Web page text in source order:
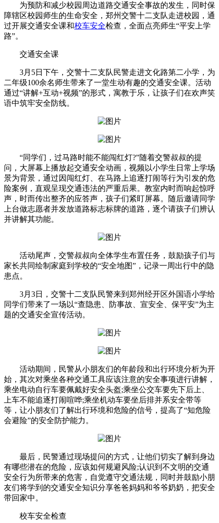
为预防和减少校园周边道路交通安全事故的发生，同时保
障辖区校园师生的生命安全，郑州交警十二支队走进校园，通
过开展交通安全课和校车安全检查，全面点亮师生“平安上学
路”。
交通安全课
3月5日下午，交警十二支队民警走进文化路第二小学，为
二年级100余名师生带来了一堂生动有趣的交通安全课。活动
通过“讲解+互动+视频”的形式，寓教于乐，让孩子们在欢声笑
语中筑牢安全防线。
“同学们，过马路时能不能闯红灯?”随着交警叔叔的提
问，大屏幕上播放起交通安全动画，视频以小学生日常上学场
景为背景，通过因闯红灯、在马路上追逐打闹等行为引发的危
险案例，直观呈现交通违法的严重后果。教室内时而响起惊呼
声，时而传出整齐的应答声，孩子们紧盯屏幕。随后邀请同学
上台做志愿者并发放道路标志标牌的道路，逐个请孩子们辨认
并讲解其功能。
活动尾声，交警叔叔向全体学生布置任务，鼓励孩子们与
家长共同绘制家庭到学校的“安全地图”，记录一周出行中的隐
患点。
3月3日，交警十二支队民警来到郑州经开区外国语小学给
同学们带来了一场以“查隐患、防事故、宣安全、保平安”为主
题的交通安全宣传活动。
活动期间，民警从小朋友们的年龄段和出行环境分析为开
始，其次对乘坐各种交通工具应该注意的安全事项进行讲解，
乘坐电动自行车要佩戴好安全头盔;乘坐公交车要先下后上、
上车不能追逐打闹喧哗;乘坐机动车要坐后排并系安全带等
等，让小朋友们了解出行环境和危险的信号，提高了“知危险
会避险”的安全防护能力。
最后，民警通过现场提问的方式，让他们切实了解到身边
有哪些潜在的危险，应该如何规避风险;认识到不文明的交通
安全行为所带来的危害，自觉遵守交通法规，同时并鼓励小朋
友们将学到的交通安全知识分享爸爸妈妈和爷爷奶奶，把安全
带回家中。
校车安全检查